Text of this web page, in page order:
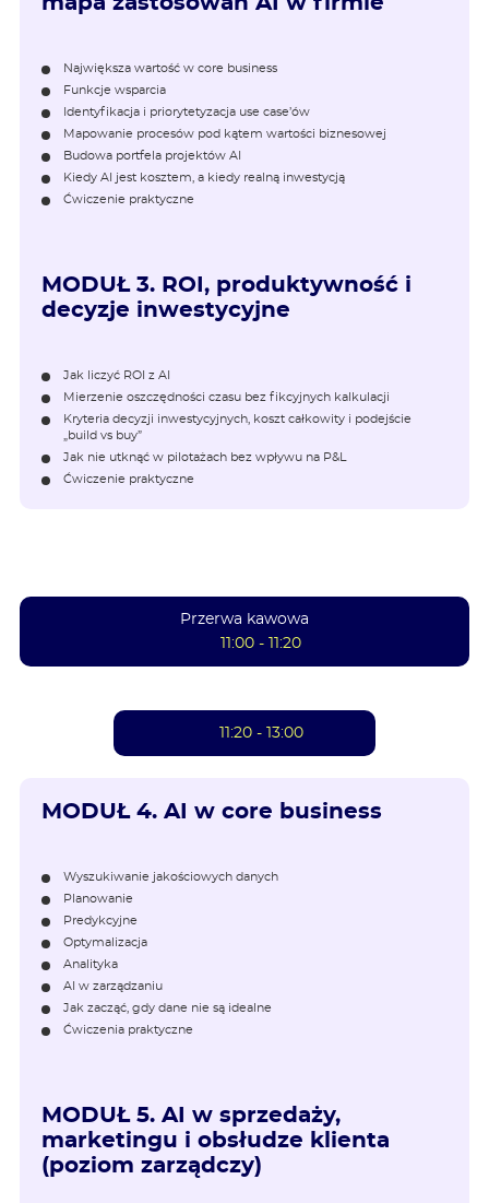
Największa wartość w core business
Funkcje wsparcia
Identyfikacja i priorytetyzacja use case’ów
Mapowanie procesów pod kątem wartości biznesowej
Budowa portfela projektów AI
Kiedy AI jest kosztem, a kiedy realną inwestycją
Ćwiczenie praktyczne
MODUŁ 3. ROI, produktywność i
decyzje inwestycyjne
Jak liczyć ROI z AI
Mierzenie oszczędności czasu bez fikcyjnych kalkulacji
Kryteria decyzji inwestycyjnych, koszt całkowity i podejście
„build vs buy”
Jak nie utknąć w pilotażach bez wpływu na P&L
Ćwiczenie praktyczne
Przerwa kawowa
11:00 - 11:20
11:20 - 13:00
MODUŁ 4. AI w core business
Wyszukiwanie jakościowych danych
Planowanie
Predykcyjne
Optymalizacja
Analityka
AI w zarządzaniu
Jak zacząć, gdy dane nie są idealne
Ćwiczenia praktyczne
MODUŁ 5. AI w sprzedaży,
marketingu i obsłudze klienta
(poziom zarządczy)